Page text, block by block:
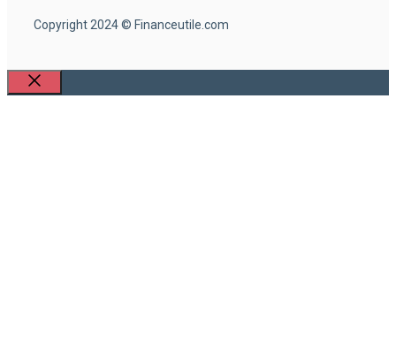
Copyright 2024 © Financeutile.com
Fermer